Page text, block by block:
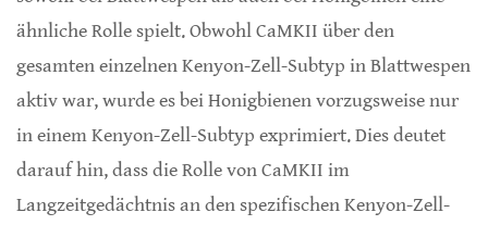
ähnliche Rolle spielt. Obwohl CaMKII über den
gesamten einzelnen Kenyon-Zell-Subtyp in Blattwespen
aktiv war, wurde es bei Honigbienen vorzugsweise nur
in einem Kenyon-Zell-Subtyp exprimiert. Dies deutet
darauf hin, dass die Rolle von CaMKII im
Langzeitgedächtnis an den spezifischen Kenyon-Zell-